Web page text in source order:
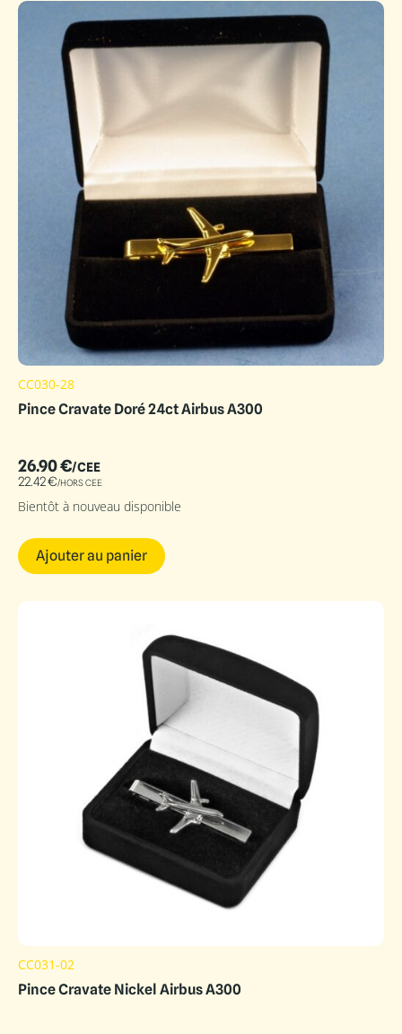
CC030-28
Pince Cravate Doré 24ct Airbus A300
26.90€/CEE
22.42€/HORS CEE
Bientôt à nouveau disponible
Ajouter au panier
CC031-02
Pince Cravate Nickel Airbus A300